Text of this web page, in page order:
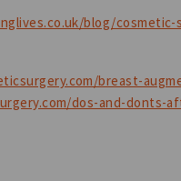
blog/
breast-
dos-and-donts-